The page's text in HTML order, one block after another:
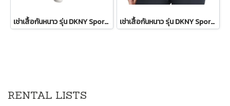
เช่าเสื้อกันหนาว รุ่น DKNY Sport Sherpa-Trim Puffer Vest - Ivory WINTERCLOTHFA0151 เช่าเสื้อกันหนาว รุ่น DKNY Sport Sherpa-Trim Puffer Vest WINTERCLOTHFA0297
RENTAL LISTS